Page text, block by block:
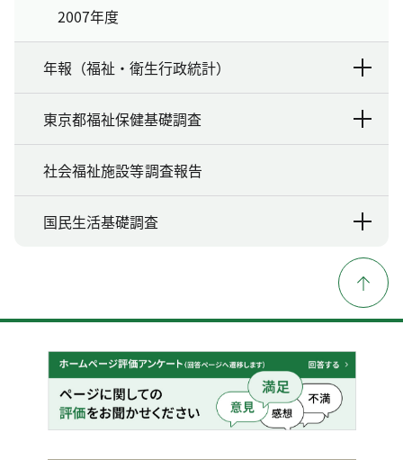
2007年度
年報（福祉・衛生行政統計）
東京都福祉保健基礎調査
社会福祉施設等調査報告
国民生活基礎調査